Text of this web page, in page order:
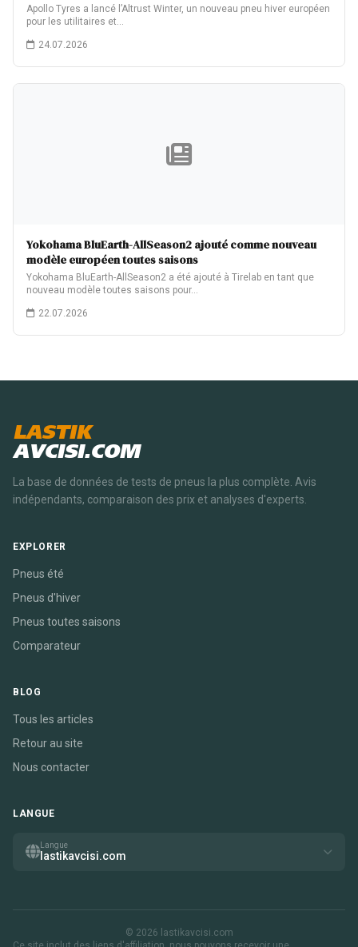
Apollo Tyres a lancé l’Altrust Winter, un nouveau pneu hiver européen
pour les utilitaires et…
24.07.2026
Yokohama BluEarth-AllSeason2 ajouté comme nouveau
modèle européen toutes saisons
Yokohama BluEarth-AllSeason2 a été ajouté à Tirelab en tant que
nouveau modèle toutes saisons pour…
22.07.2026
LASTIK
AVCISI.COM
La base de données de tests de pneus la plus complète. Avis
indépendants, comparaison des prix et analyses d'experts.
EXPLORER
Pneus été
Pneus d'hiver
Pneus toutes saisons
Comparateur
BLOG
Tous les articles
Retour au site
Nous contacter
LANGUE
Langue
lastikavcisi.com
© 2026 lastikavcisi.com